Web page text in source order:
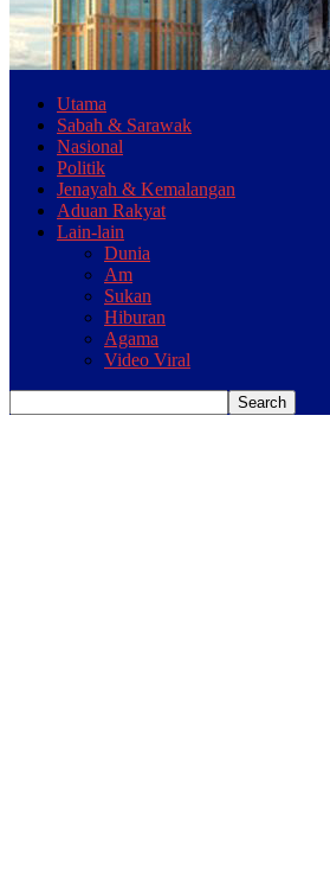
Utama
Sabah & Sarawak
Nasional
Politik
Jenayah & Kemalangan
Aduan Rakyat
Lain-lain
Dunia
Am
Sukan
Hiburan
Agama
Video Viral